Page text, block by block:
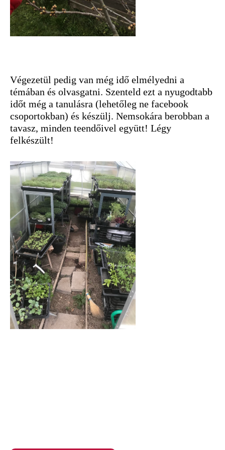
Végezetül pedig van még idő elmélyedni a
témában és olvasgatni. Szenteld ezt a nyugodtabb
időt még a tanulásra (lehetőleg ne facebook
csoportokban) és készülj. Nemsokára berobban a
tavasz, minden teendőivel együtt! Légy
felkészült!